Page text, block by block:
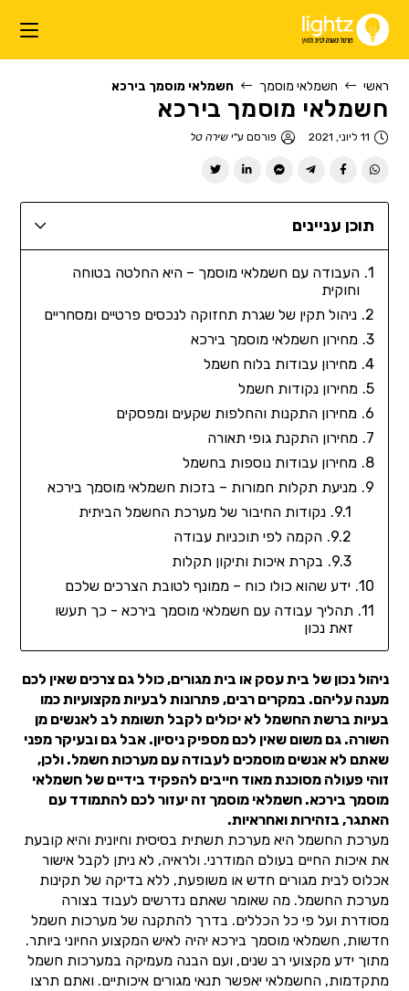
ראשי חשמלאי מוסמך חשמלאי מוסמך בירכא
חשמלאי מוסמך בירכא
11 ליוני, 2021 פורסם ע"ישירה טל
תוכן עניינים
העבודה עם חשמלאי מוסמך – היא החלטה בטוחה
וחוקית
ניהול תקין של שגרת תחזוקה לנכסים פרטיים ומסחריים
מחירון חשמלאי מוסמך בירכא
מחירון עבודות בלוח חשמל
מחירון נקודות חשמל
מחירון התקנות והחלפות שקעים ומפסקים
מחירון התקנת גופי תאורה
מחירון עבודות נוספות בחשמל
מניעת תקלות חמורות – בזכות חשמלאי מוסמך בירכא
נקודות החיבור של מערכת החשמל הביתית
הקמה לפי תוכניות עבודה
בקרת איכות ותיקון תקלות
ידע שהוא כולו כוח – ממונף לטובת הצרכים שלכם
תהליך עבודה עם חשמלאי מוסמך בירכא - כך תעשו
זאת נכון
ניהול נכון של בית עסק או בית מגורים, כולל גם צרכים שאין לכם
מענה עליהם. במקרים רבים, פתרונות לבעיות מקצועיות כמו
בעיות ברשת החשמל לא יכולים לקבל תשומת לב לאנשים מן
השורה. גם משום שאין לכם מספיק ניסיון. אבל גם ובעיקר מפני
שאתם לא אנשים מוסמכים לעבודה עם מערכות חשמל. ולכן,
זוהי פעולה מסוכנת מאוד חייבים להפקיד בידיים של חשמלאי
מוסמך בירכא. חשמלאי מוסמך זה יעזור לכם להתמודד עם
האתגר, בזהירות ואחראיות.
מערכת החשמל היא מערכת תשתית בסיסית וחיונית והיא קובעת
את איכות החיים בעולם המודרני. ולראיה, לא ניתן לקבל אישור
אכלוס לבית מגורים חדש או משופעת, ללא בדיקה של תקינות
מערכת החשמל. מה שאומר שאתם נדרשים לעבוד בצורה
מסודרת ועל פי כל הכללים. בדרך להתקנה של מערכות חשמל
חדשות, חשמלאי מוסמך בירכא יהיה לאיש המקצוע החיוני ביותר.
מתוך ידע מקצועי רב שנים, ועם הבנה מעמיקה במערכות חשמל
מתקדמות, החשמלאי יאפשר תנאי מגורים איכותיים. ואתם תרצו